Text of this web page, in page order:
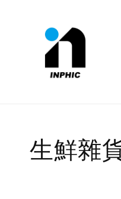
生鮮雜